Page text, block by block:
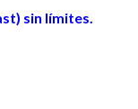
sin límites.